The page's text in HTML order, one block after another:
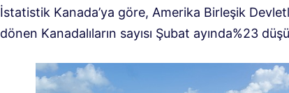
İstatistik Kanada’ya göre, Amerika Birleşik
dönen Kanadalıların sayısı Şubat ayında%23